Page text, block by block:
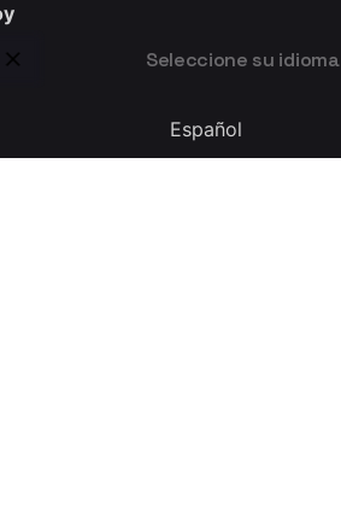
Seleccione su idioma
idioma